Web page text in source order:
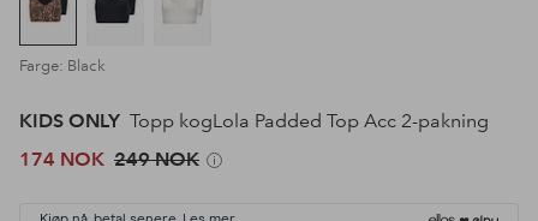
Farge: Black
KIDS ONLY Topp kogLola Padded Top Acc 2-pakning
174 NOK 249 NOK